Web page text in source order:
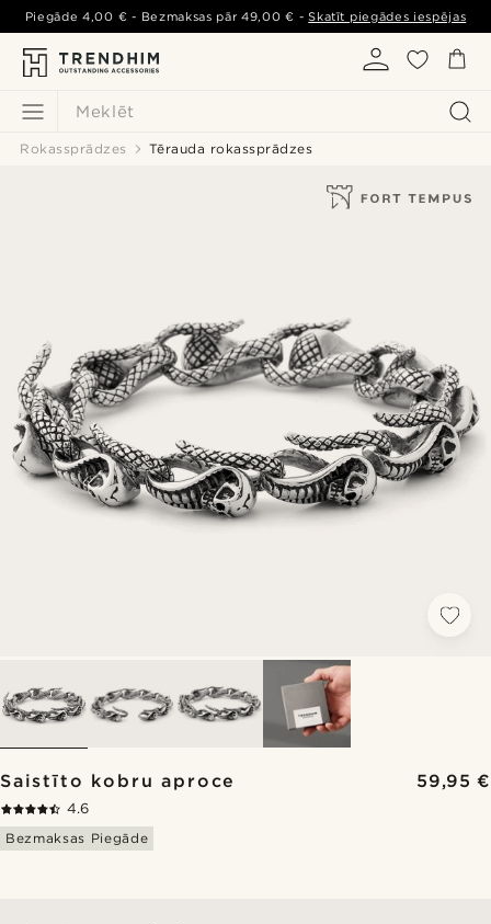
Meklēt
Piegāde4,00 € - Bezmaksas pār49,00 € -Skatīt piegādes iespējas
Rokassprādzes Tērauda rokassprādzes
Saistīto kobru aproce 59,95 €
4.6
Bezmaksas Piegāde